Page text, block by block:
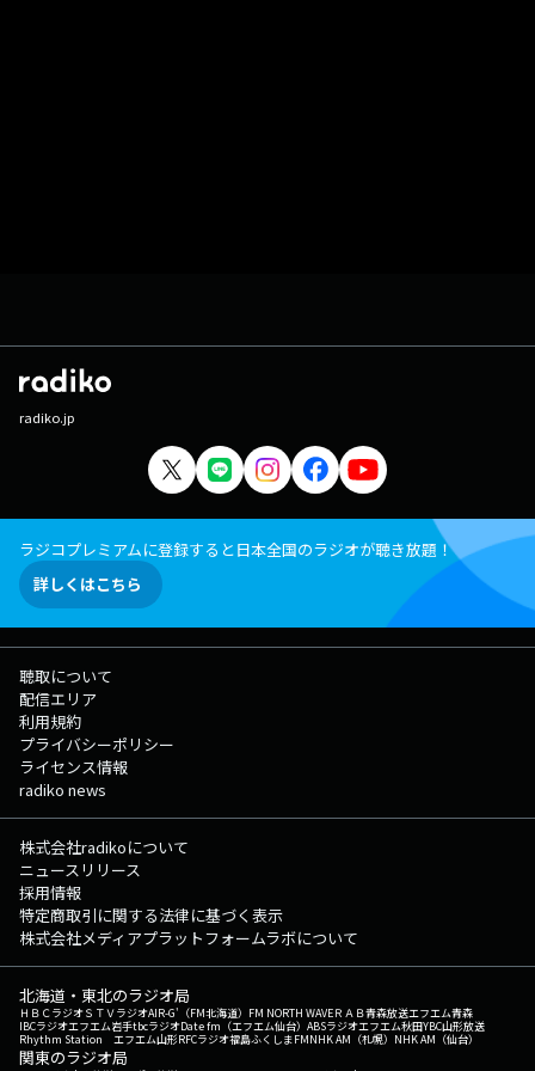
radiko.jp
ラジコプレミアムに登録すると日本全国のラジオが聴き放題！
詳しくはこちら
聴取について
配信エリア
利用規約
プライバシーポリシー
ライセンス情報
radiko news
株式会社radikoについて
ニュースリリース
採用情報
特定商取引に関する法律に基づく表示
株式会社メディアプラットフォームラボについて
北海道・東北のラジオ局
ＨＢＣラジオＳＴＶラジオAIR-G'（FM北海道） FM NORTH WAVEＲＡＢ青森放送エフエム青森
IBCラジオエフエム岩手tbcラジオDate fm（エフエム仙台） ABSラジオエフエム秋田YBC山形放送
Rhythm Station エフエム山形RFCラジオ福島ふくしまFMNHK AM（札幌） NHK AM（仙台）
関東のラジオ局